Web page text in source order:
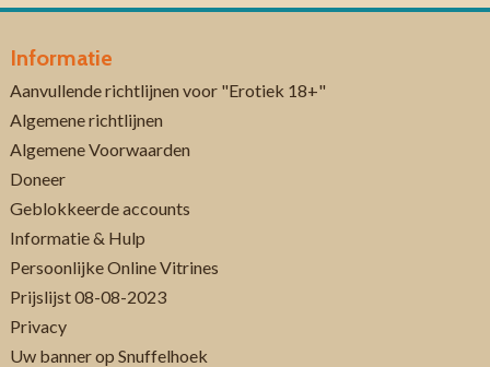
Informatie
Aanvullende richtlijnen voor "Erotiek 18+"
Algemene richtlijnen
Algemene Voorwaarden
Doneer
Geblokkeerde accounts
Informatie & Hulp
Persoonlijke Online Vitrines
Prijslijst 08-08-2023
Privacy
Uw banner op Snuffelhoek